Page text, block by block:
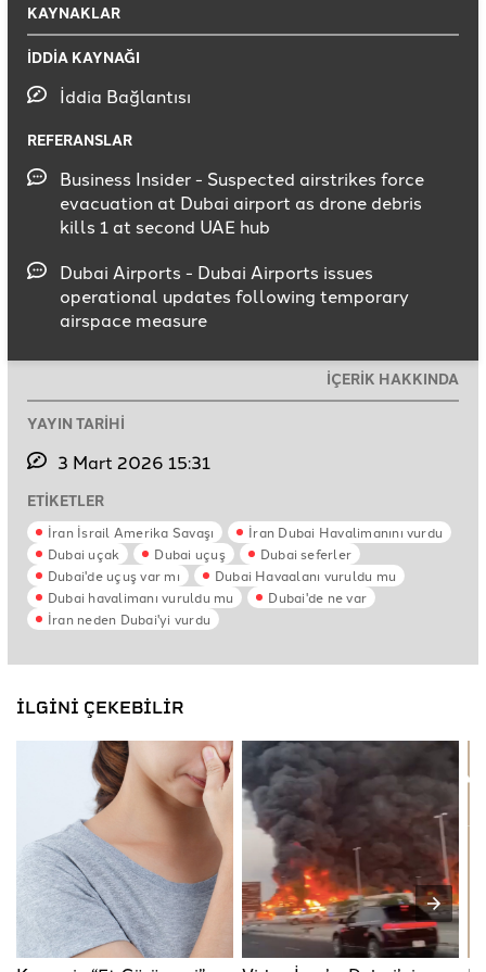
KAYNAKLAR
İDDİA KAYNAĞI
İddia Bağlantısı
REFERANSLAR
Business Insider - Suspected airstrikes force
evacuation at Dubai airport as drone debris
kills 1 at second UAE hub
Dubai Airports - Dubai Airports issues
operational updates following temporary
airspace measure
İÇERİK HAKKINDA
YAYIN TARİHİ
3 Mart 2026 15:31
ETİKETLER
İran İsrail Amerika Savaşı
İran Dubai Havalimanını vurdu
Dubai uçak
Dubai uçuş
Dubai seferler
Dubai'de uçuş var mı
Dubai Havaalanı vuruldu mu
Dubai havalimanı vuruldu mu
Dubai'de ne var
İran neden Dubai'yi vurdu
İLGİNİ ÇEKEBİLİR